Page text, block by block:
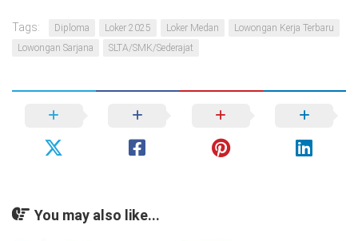
Tags: Diploma Loker 2025 Loker Medan
Lowongan Kerja Terbaru
Lowongan Sarjana
SLTA/SMK/Sederajat
You may also like...